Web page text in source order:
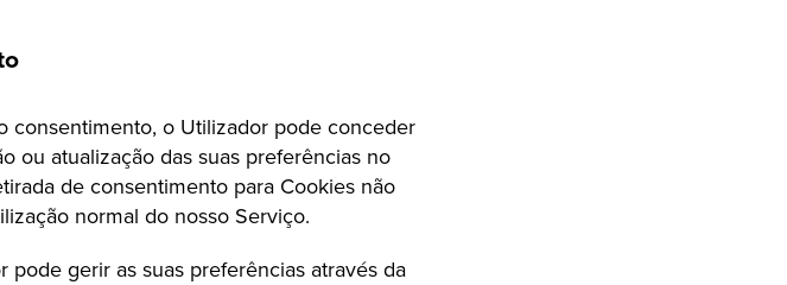
consentimento, o Utilizador pode conceder
ou atualização das suas preferências no
de consentimento para Cookies não
normal do nosso Serviço.
gerir as suas preferências através da